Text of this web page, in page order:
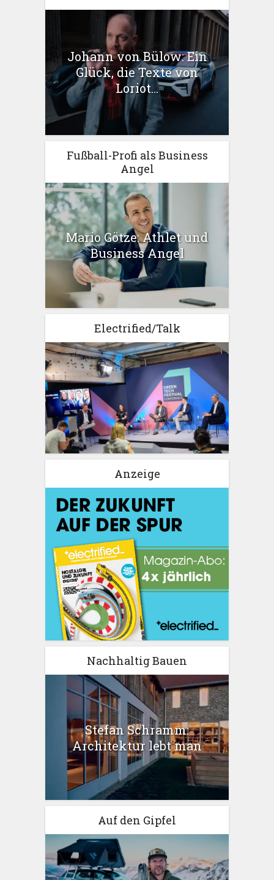
Johann von Bülow: Ein
Glück, die Texte von
Loriot...
Fußball-Profi als Business
Angel
Mario Götze: Athlet und
Business Angel
Electrified/Talk
Anzeige
Nachhaltig Bauen
Stefan Schramm:
Architektur lebt man
Auf den Gipfel